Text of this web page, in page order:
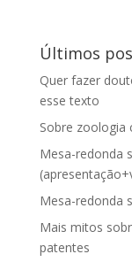
Últimos
Quer fazer
esse texto
Sobre zoologia
Mesa-redonda
Mesa-redonda
Mais mitos
patentes